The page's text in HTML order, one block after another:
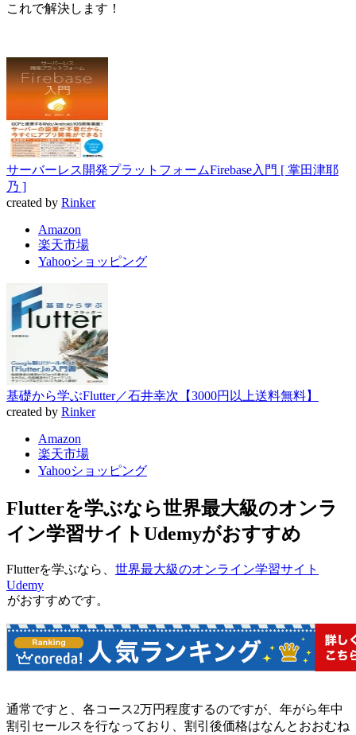
これで解決します！
サーバーレス開発プラットフォームFirebase入門 [ 掌田津耶
乃 ]
created by Rinker
Amazon
楽天市場
Yahooショッピング
基礎から学ぶFlutter／石井幸次【3000円以上送料無料】
created by Rinker
Amazon
楽天市場
Yahooショッピング
Flutterを学ぶなら世界最大級のオンラ
イン学習サイトUdemyがおすすめ
Flutterを学ぶなら、 世界最大級のオンライン学習サイト
Udemy
がおすすめです。
通常ですと、各コース2万円程度するのですが、年がら年中
割引セールスを行なっており、割引後価格はなんと おおむね